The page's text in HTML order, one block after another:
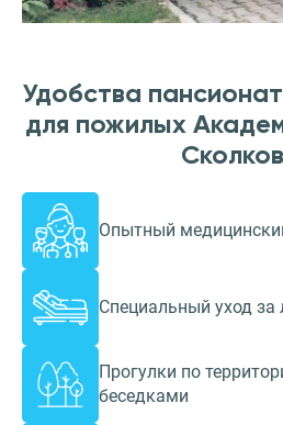
Удобства
для пожилых
Опытный
Специальный уход
Прогулки по
беседками